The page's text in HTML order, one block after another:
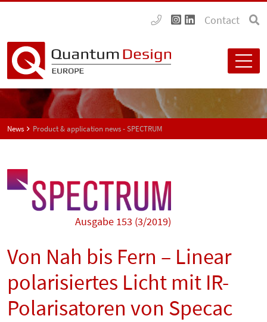
Contact
News Product & application news - SPECTRUM
Ausgabe 153 (3/2019)
Von Nah bis Fern – Linear
polarisiertes Licht mit IR-
Polarisatoren von Specac